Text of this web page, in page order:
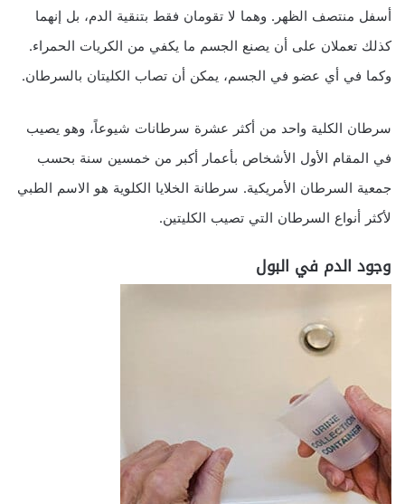
أسفل منتصف الظهر. وهما لا تقومان فقط بتنقية الدم، بل إنهما
كذلك تعملان على أن يصنع الجسم ما يكفي من الكريات الحمراء.
وكما في أي عضو في الجسم، يمكن أن تصاب الكليتان بالسرطان.
سرطان الكلية واحد من أكثر عشرة سرطانات شيوعاً، وهو يصيب
في المقام الأول الأشخاص بأعمار أكبر من خمسين سنة بحسب
جمعية السرطان الأمريكية. سرطانة الخلايا الكلوية هو الاسم الطبي
لأكثر أنواع السرطان التي تصيب الكليتين.
وجود الدم في البول